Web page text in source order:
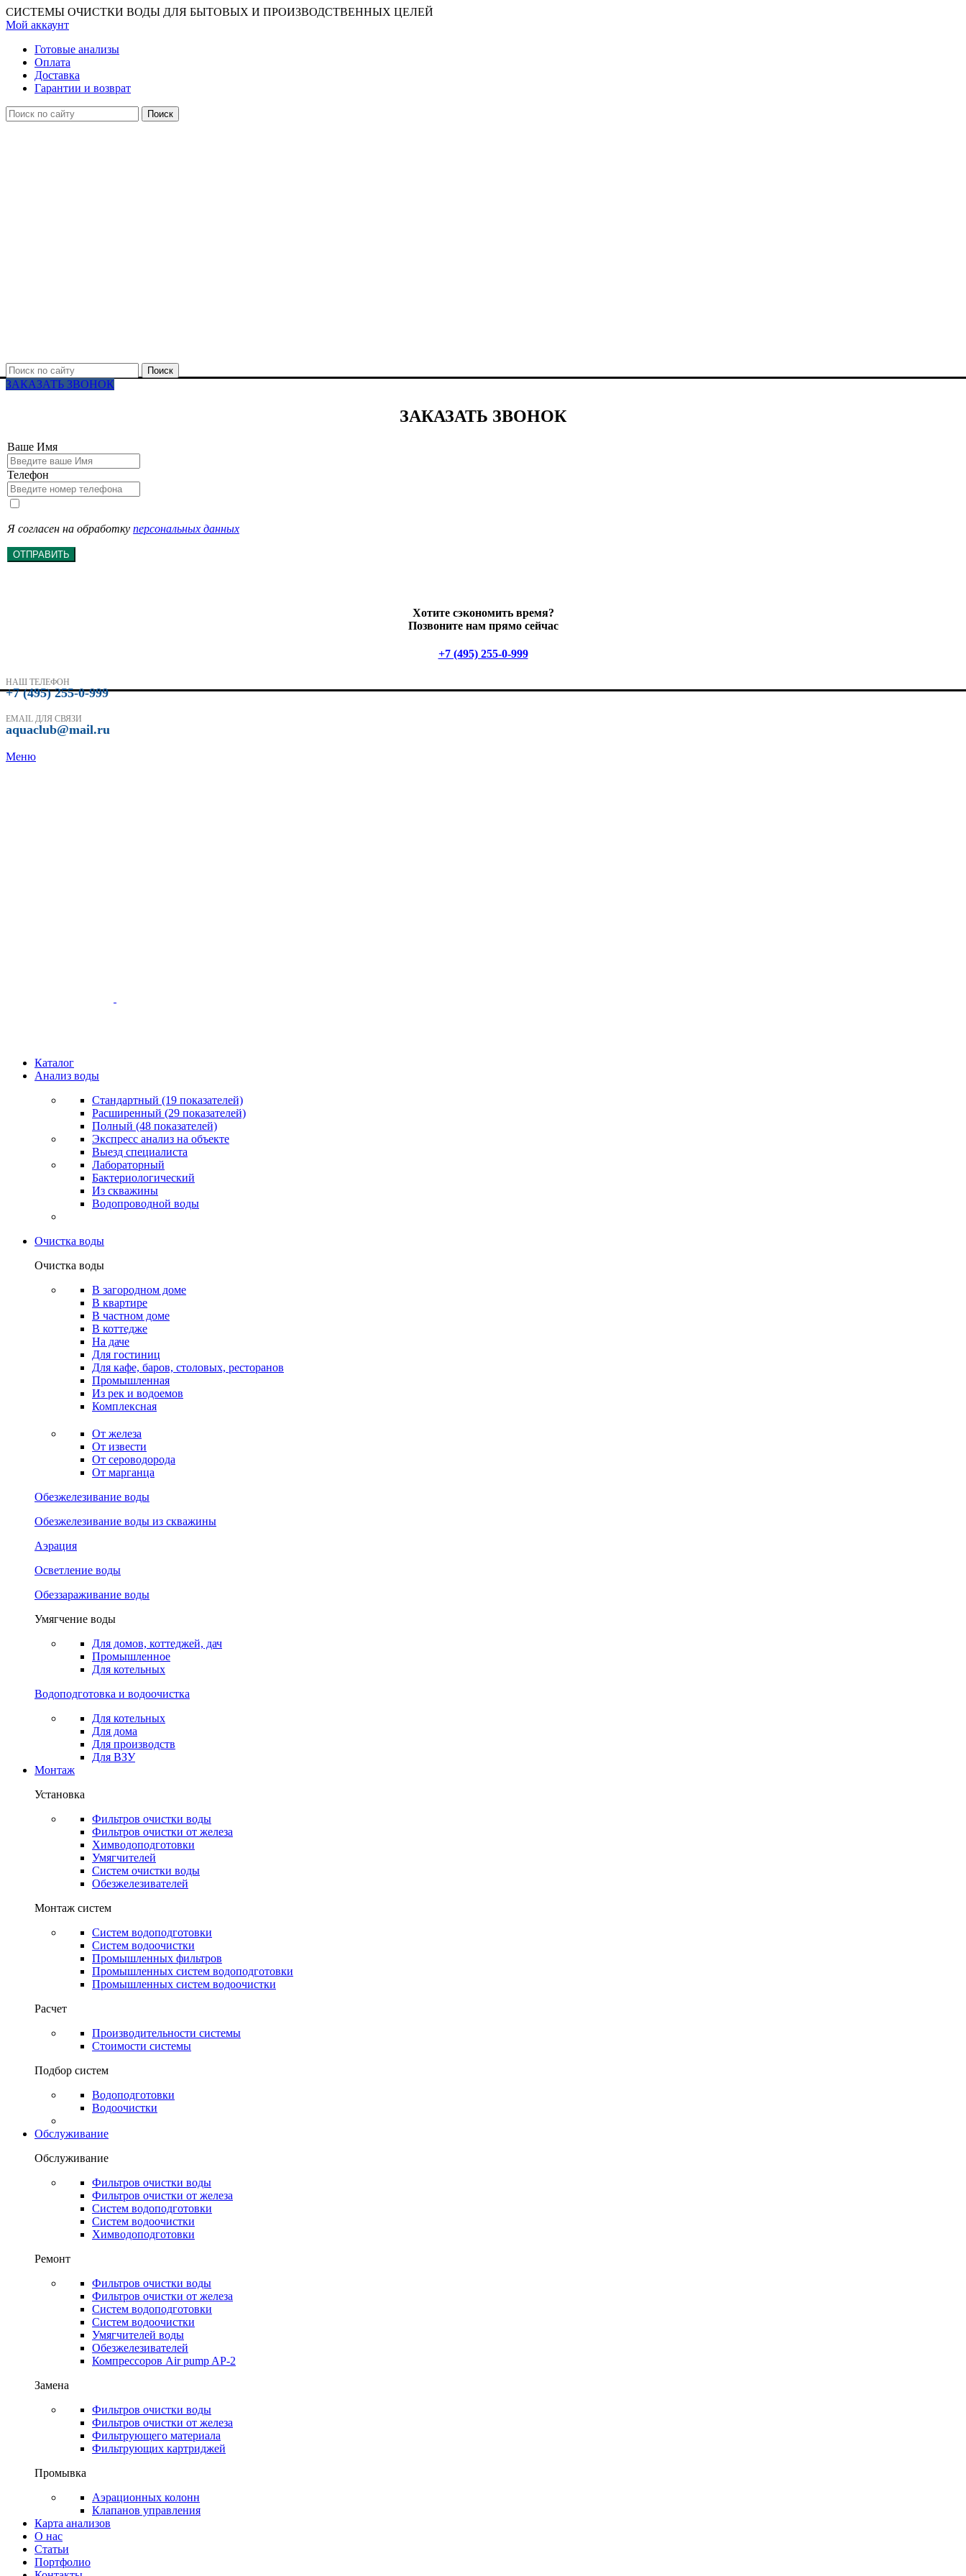
СИСТЕМЫ ОЧИСТКИ ВОДЫ ДЛЯ БЫТОВЫХ И ПРОИЗВОДСТВЕННЫХ ЦЕЛЕЙ
Мой аккаунт
Готовые анализы
Оплата
Доставка
Гарантии и возврат
Поиск
Поиск
ЗАКАЗАТЬ ЗВОНОК
ЗАКАЗАТЬ ЗВОНОК
Ваше Имя
Телефон
Я согласен на обработку персональных данных
ОТПРАВИТЬ
Хотите сэкономить время?
Позвоните нам прямо сейчас
+7 (495) 255-0-999
НАШ ТЕЛЕФОН
+7 (495) 255-0-999
EMAIL ДЛЯ СВЯЗИ
aquaclub@mail.ru
Меню
Каталог
Анализ воды
Стандартный (19 показателей)
Расширенный (29 показателей)
Полный (48 показателей)
Экспресс анализ на объекте
Выезд специалиста
Лабораторный
Бактериологический
Из скважины
Водопроводной воды
Очистка воды
Очистка воды
В загородном доме
В квартире
В частном доме
В коттедже
На даче
Для гостиниц
Для кафе, баров, столовых, ресторанов
Промышленная
Из рек и водоемов
Комплексная
От железа
От извести
От сероводорода
От марганца
Обезжелезивание воды
Обезжелезивание воды из скважины
Аэрация
Осветление воды
Обеззараживание воды
Умягчение воды
Для домов, коттеджей, дач
Промышленное
Для котельных
Водоподготовка и водоочистка
Для котельных
Для дома
Для производств
Для ВЗУ
Монтаж
Установка
Фильтров очистки воды
Фильтров очистки от железа
Химводоподготовки
Умягчителей
Систем очистки воды
Обезжелезивателей
Монтаж систем
Систем водоподготовки
Систем водоочистки
Промышленных фильтров
Промышленных систем водоподготовки
Промышленных систем водоочистки
Расчет
Производительности системы
Стоимости системы
Подбор систем
Водоподготовки
Водоочистки
Обслуживание
Обслуживание
Фильтров очистки воды
Фильтров очистки от железа
Систем водоподготовки
Систем водоочистки
Химводоподготовки
Ремонт
Фильтров очистки воды
Фильтров очистки от железа
Систем водоподготовки
Систем водоочистки
Умягчителей воды
Обезжелезивателей
Компрессоров Air pump AP-2
Замена
Фильтров очистки воды
Фильтров очистки от железа
Фильтрующего материала
Фильтрующих картриджей
Промывка
Аэрационных колонн
Клапанов управления
Карта анализов
О нас
Статьи
Портфолио